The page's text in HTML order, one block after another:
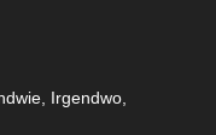
Irgendwo,